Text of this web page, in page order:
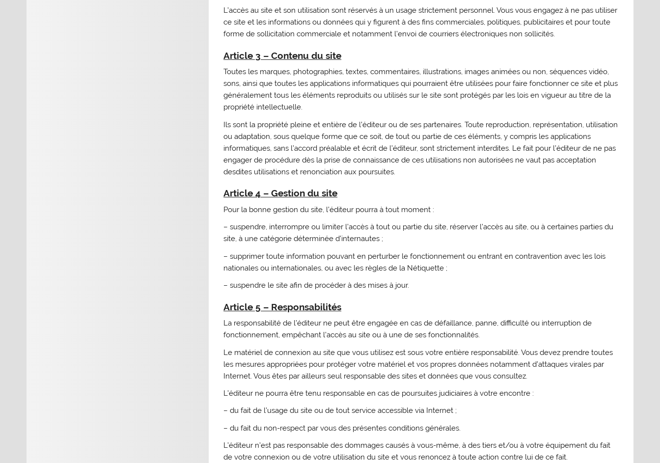
L’accès au site et son utilisation sont réservés à un usage strictement personnel. Vous vous engagez à ne pas utiliser
ce site et les informations ou données qui y figurent à des fins commerciales, politiques, publicitaires et pour toute
forme de sollicitation commerciale et notamment l’envoi de courriers électroniques non sollicités.
Article 3 – Contenu du site
Toutes les marques, photographies, textes, commentaires, illustrations, images animées ou non, séquences vidéo,
sons, ainsi que toutes les applications informatiques qui pourraient être utilisées pour faire fonctionner ce site et plus
généralement tous les éléments reproduits ou utilisés sur le site sont protégés par les lois en vigueur au titre de la
propriété intellectuelle.
Ils sont la propriété pleine et entière de l’éditeur ou de ses partenaires. Toute reproduction, représentation, utilisation
ou adaptation, sous quelque forme que ce soit, de tout ou partie de ces éléments, y compris les applications
informatiques, sans l’accord préalable et écrit de l’éditeur, sont strictement interdites. Le fait pour l’éditeur de ne pas
engager de procédure dès la prise de connaissance de ces utilisations non autorisées ne vaut pas acceptation
desdites utilisations et renonciation aux poursuites.
Article 4 – Gestion du site
Pour la bonne gestion du site, l’éditeur pourra à tout moment :
– suspendre, interrompre ou limiter l’accès à tout ou partie du site, réserver l’accès au site, ou à certaines parties du
site, à une catégorie déterminée d’internautes ;
– supprimer toute information pouvant en perturber le fonctionnement ou entrant en contravention avec les lois
nationales ou internationales, ou avec les règles de la Nétiquette ;
– suspendre le site afin de procéder à des mises à jour.
Article 5 – Responsabilités
La responsabilité de l’éditeur ne peut être engagée en cas de défaillance, panne, difficulté ou interruption de
fonctionnement, empêchant l’accès au site ou à une de ses fonctionnalités.
Le matériel de connexion au site que vous utilisez est sous votre entière responsabilité. Vous devez prendre toutes
les mesures appropriées pour protéger votre matériel et vos propres données notamment d’attaques virales par
Internet. Vous êtes par ailleurs seul responsable des sites et données que vous consultez.
L’éditeur ne pourra être tenu responsable en cas de poursuites judiciaires à votre encontre :
– du fait de l’usage du site ou de tout service accessible via Internet ;
– du fait du non-respect par vous des présentes conditions générales.
L’éditeur n’est pas responsable des dommages causés à vous-même, à des tiers et/ou à votre équipement du fait
de votre connexion ou de votre utilisation du site et vous renoncez à toute action contre lui de ce fait.